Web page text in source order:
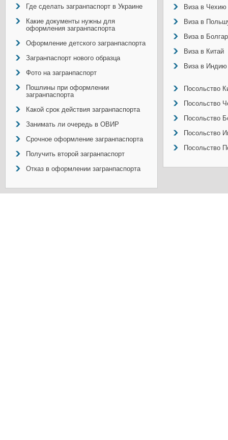
Где сделать загранпаспорт в Украине
Какие документы нужны для
оформления загранпаспорта
Оформление детского загранпаспорта
Загранпаспорт нового образца
Фото на загранпаспорт
Пошлины при оформлении
загранпаспорта
Какой срок действия загранпаспорта
Занимать ли очередь в ОВИР
Срочное оформление загранпаспорта
Получить второй загранпаспорт
Отказ в оформлении загранпаспорта
Виза в Чехию
Виза в
Виза в
Виза в Китай
Виза в Индию
Посольство
Посольство
Посольство
Посольство
Посольство